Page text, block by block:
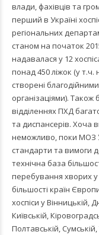
влади, фахівців та
перший в Україні
регіональних
станом на початок
надавалася у 12
понад 450 ліжок (у
створені
організаціями). Також
відділеннях ПХД
та диспансерів. Хоча
неможливо, поки МОЗ
стандарти та вимоги
технічна база
перебування хворих
більшості країн
хоспіси у Вінницькій,
Київській,
Полтавській,